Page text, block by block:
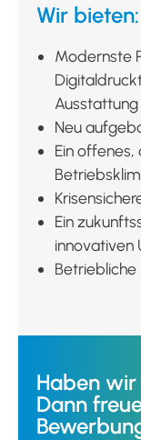
Wir bieten:
Modernste
Ausstattung
Neu
Ein
Ein
innovativen
Haben
Dann